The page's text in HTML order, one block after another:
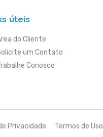
úteis
do Cliente
um Contato
Conosco
Privacidade Termos de Uso